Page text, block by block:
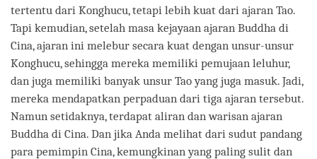
tertentu dari Konghucu, tetapi lebih kuat dari ajaran Tao.
Tapi kemudian, setelah masa kejayaan ajaran Buddha di
Cina, ajaran ini melebur secara kuat dengan unsur-unsur
Konghucu, sehingga mereka memiliki pemujaan leluhur,
dan juga memiliki banyak unsur Tao yang juga masuk. Jadi,
mereka mendapatkan perpaduan dari tiga ajaran tersebut.
Namun setidaknya, terdapat aliran dan warisan ajaran
Buddha di Cina. Dan jika Anda melihat dari sudut pandang
para pemimpin Cina, kemungkinan yang paling sulit dan